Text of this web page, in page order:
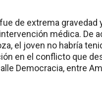
de extrema gravedad
médica. De
el joven no habría
en el conflicto que
Democracia, entre